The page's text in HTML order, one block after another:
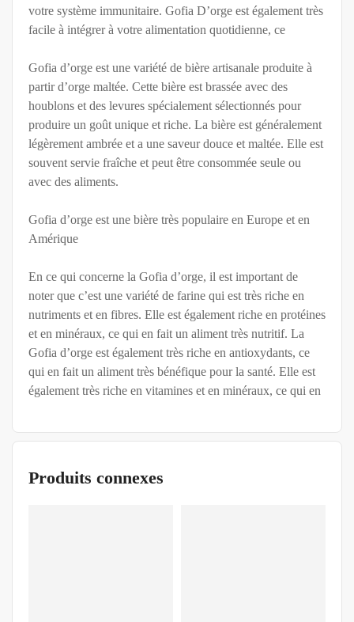
votre système immunitaire. Gofia D’orge est également très
facile à intégrer à votre alimentation quotidienne, ce
Gofia d’orge est une variété de bière artisanale produite à
partir d’orge maltée. Cette bière est brassée avec des
houblons et des levures spécialement sélectionnés pour
produire un goût unique et riche. La bière est généralement
légèrement ambrée et a une saveur douce et maltée. Elle est
souvent servie fraîche et peut être consommée seule ou
avec des aliments.
Gofia d’orge est une bière très populaire en Europe et en
Amérique
En ce qui concerne la Gofia d’orge, il est important de
noter que c’est une variété de farine qui est très riche en
nutriments et en fibres. Elle est également riche en protéines
et en minéraux, ce qui en fait un aliment très nutritif. La
Gofia d’orge est également très riche en antioxydants, ce
qui en fait un aliment très bénéfique pour la santé. Elle est
également très riche en vitamines et en minéraux, ce qui en
Produits connexes